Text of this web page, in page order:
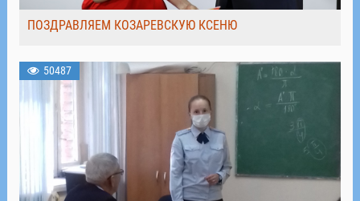
ПОЗДРАВЛЯЕМ КОЗАРЕВСКУЮ КСЕНЮ
50487